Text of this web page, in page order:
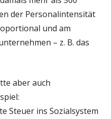
der Personalintensität
und am
– z. B. das
aber auch
Steuer ins Sozialsystem